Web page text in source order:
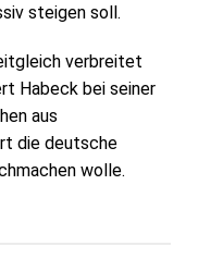
steigen soll.
verbreitet
Habeck bei seiner
aus
die deutsche
wolle.